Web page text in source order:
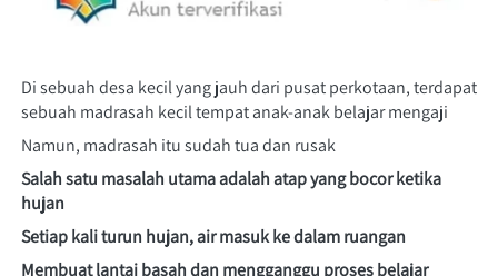
Di sebuah desa kecil yang jauh dari pusat perkotaan, terdapat
sebuah madrasah kecil tempat anak-anak belajar mengaji
Namun, madrasah itu sudah tua dan rusak
Salah satu masalah utama adalah atap yang bocor ketika
hujan
Setiap kali turun hujan, air masuk ke dalam ruangan
Membuat lantai basah dan mengganggu proses belajar